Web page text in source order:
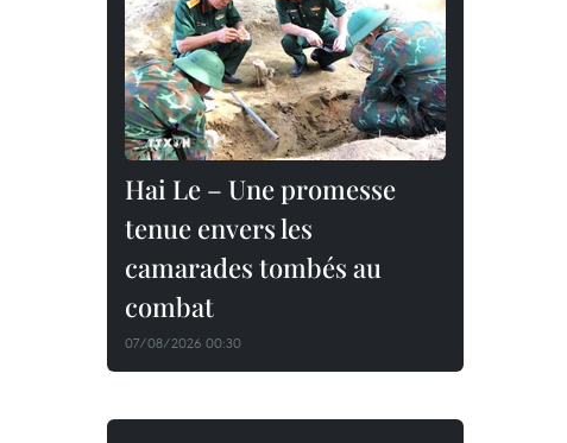
Hai Le – Une promesse
tenue envers les
camarades tombés au
combat
07/08/2026 00:30